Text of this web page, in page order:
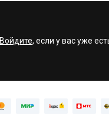
Войдите, если у вас уже